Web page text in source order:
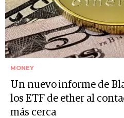
MONEY
Un nuevo informe de
los ETF de ether al
más cerca